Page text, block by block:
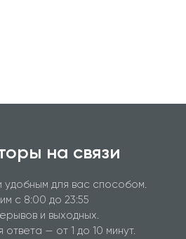
на связи
удобным для вас способом.
с 8:00 до 23:55
и выходных.
— от 1 до 10 минут.